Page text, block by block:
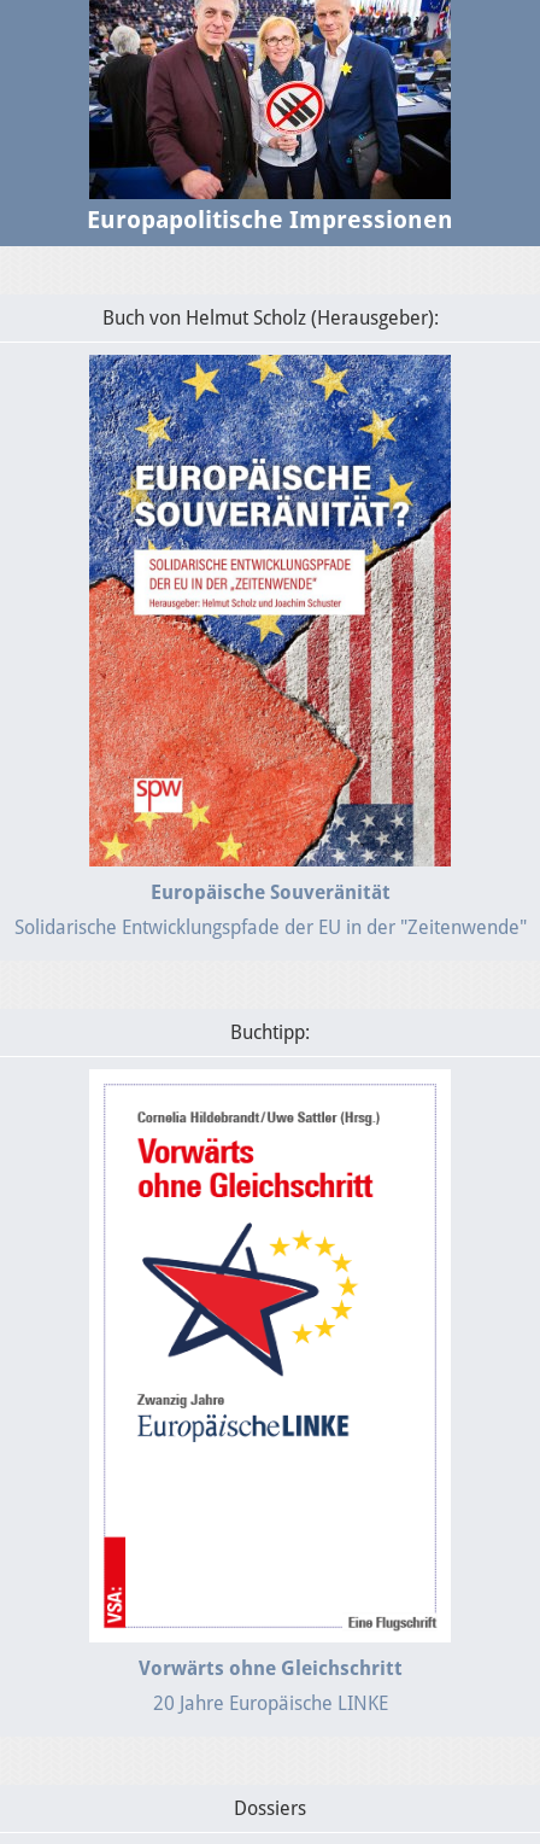
Europapolitische Impressionen
Buch von Helmut Scholz (Herausgeber):
Europäische Souveränität
Solidarische Entwicklungspfade der EU in der "Zeitenwende"
Buchtipp:
Vorwärts ohne Gleichschritt
20 Jahre Europäische LINKE
Dossiers